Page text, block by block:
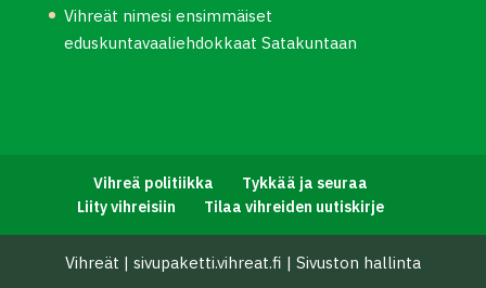
Vihreät nimesi ensimmäiset
eduskuntavaaliehdokkaat Satakuntaan
Vihreä politiikka
Tykkää ja seuraa
Liity vihreisiin
Tilaa vihreiden uutiskirje
Vihreät | sivupaketti.vihreat.fi | Sivuston hallinta